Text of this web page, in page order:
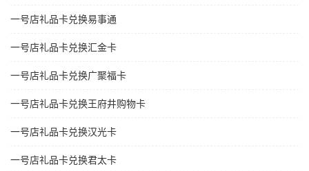
一号店礼品卡兑换易事通
一号店礼品卡兑换汇金卡
一号店礼品卡兑换广聚福卡
一号店礼品卡兑换王府井购物卡
一号店礼品卡兑换汉光卡
一号店礼品卡兑换君太卡